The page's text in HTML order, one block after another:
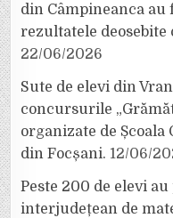
din Câmpineanca
rezultatele
22/06/2026
Sute de elevi din
concursurile
organizate de Școala
din Focșani. 12/06/
Peste 200 de elevi
interjudețean de